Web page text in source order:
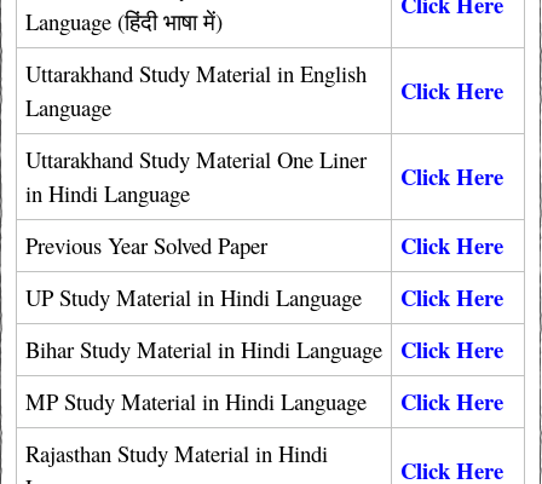
Language (हिंदी भाषा में)
Uttarakhand Study Material in English
Language
Click Here
Uttarakhand Study Material One Liner
in Hindi Language
Click Here
Previous Year Solved Paper Click Here
UP Study Material in Hindi Language Click Here
Bihar Study Material in Hindi Language Click Here
MP Study Material in Hindi Language Click Here
Rajasthan Study Material in Hindi
Click Here